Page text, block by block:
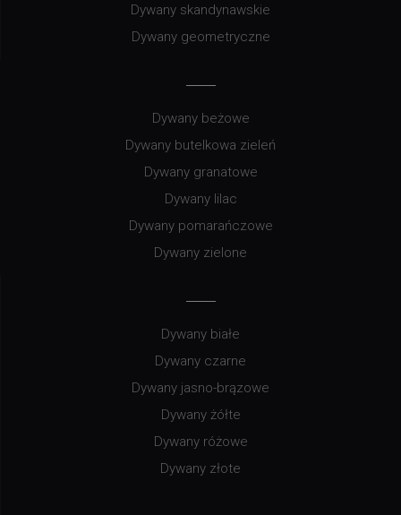
Dywany skandynawskie
Dywany geometryczne
Dywany beżowe
Dywany butelkowa zieleń
Dywany granatowe
Dywany lilac
Dywany pomarańczowe
Dywany zielone
Dywany białe
Dywany czarne
Dywany jasno-brązowe
Dywany żółte
Dywany różowe
Dywany złote